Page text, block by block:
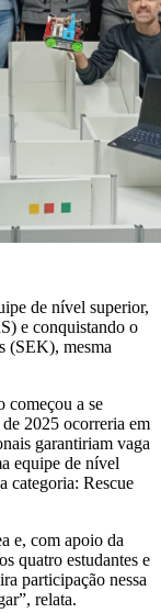
de nível superior,
e conquistando o
(SEK), mesma
começou a se
2025 ocorreria em
garantiriam vaga
equipe de nível
categoria: Rescue
e, com apoio da
quatro estudantes e
participação nessa
relata.